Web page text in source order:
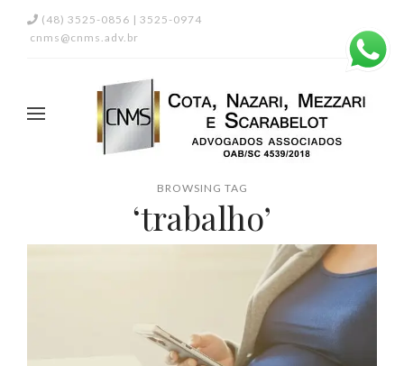
(48) 3525-0856 | 3525-0974
cnms@cnms.adv.br
BROWSING TAG
‘trabalho’